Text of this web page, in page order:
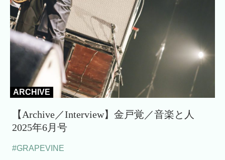
ARCHIVE
【Archive／Interview】金戸覚／音楽と人
2025年6月号
#GRAPEVINE